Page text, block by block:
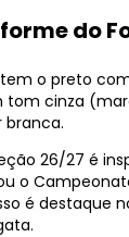
do
o preto
tom cinza
branca.
26/27 é
o
é destaque